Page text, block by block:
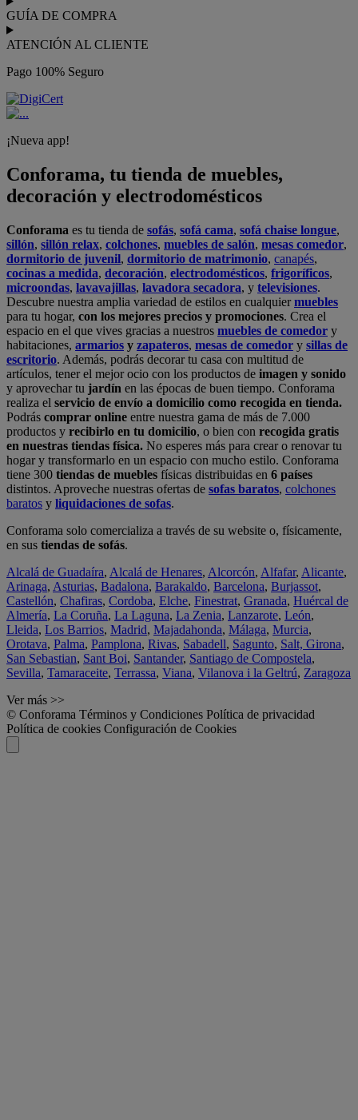
GUÍA DE COMPRA
ATENCIÓN AL CLIENTE
Pago 100% Seguro
¡Nueva app!
Conforama, tu tienda de muebles,
decoración y electrodomésticos
Conforama es tu tienda de sofás, sofá cama, sofá chaise longue,
sillón, sillón relax, colchones, muebles de salón, mesas comedor,
dormitorio de juvenil, dormitorio de matrimonio, canapés,
cocinas a medida, decoración, electrodomésticos, frigoríficos,
microondas, lavavajillas, lavadora secadora, y televisiones.
Descubre nuestra amplia variedad de estilos en cualquiermuebles
para tu hogar, con los mejores precios y promociones. Crea el
espacio en el que vives gracias a nuestros muebles de comedor y
habitaciones, armarios y zapateros, mesas de comedor y sillas de
escritorio. Además, podrás decorar tu casa con multitud de
artículos, tener el mejor ocio con los productos de imagen y sonido
y aprovechar tu jardín en las épocas de buen tiempo. Conforama
realiza el servicio de envío a domicilio como recogida en tienda.
Podrás comprar online entre nuestra gama de más de 7.000
productos y recibirlo en tu domicilio, o bien con recogida gratis
en nuestras tiendas física. No esperes más para crear o renovar tu
hogar y transformarlo en un espacio con mucho estilo. Conforama
tiene 300 tiendas de muebles físicas distribuidas en 6 países
distintos. Aproveche nuestras ofertas de sofas baratos, colchones
baratos y liquidaciones de sofas.
Conforama solo comercializa a través de su website o, físicamente,
en sus tiendas de sofás.
Alcalá de Guadaíra, Alcalá de Henares, Alcorcón, Alfafar, Alicante,
Arinaga, Asturias, Badalona, Barakaldo, Barcelona, Burjassot,
Castellón, Chafiras, Cordoba, Elche, Finestrat, Granada, Huércal de
Almería, La Coruña, La Laguna, La Zenia, Lanzarote, León,
Lleida, Los Barrios, Madrid, Majadahonda, Málaga, Murcia,
Orotava, Palma, Pamplona, Rivas, Sabadell, Sagunto, Salt, Girona,
San Sebastian, Sant Boi, Santander, Santiago de Compostela,
Sevilla, Tamaraceite, Terrassa, Viana, Vilanova i la Geltrú, Zaragoza
Ver más >>
© Conforama Términos y Condiciones Política de privacidad
Política de cookies Configuración de Cookies